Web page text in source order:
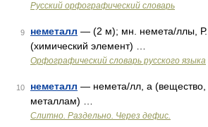
Русский орфографический словарь
9 неметалл — (2 м); мн. немета/ллы, Р.
(химический элемент) …
Орфографический словарь русского языка
10 неметалл — немета/лл, а
металлам) …
Слитно. Раздельно. Через дефис.